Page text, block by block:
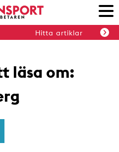
Hitta artiklar
läsa om: